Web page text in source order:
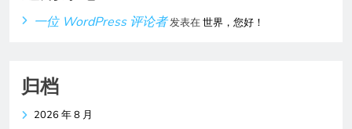
一位 WordPress 评论者发表在世界，您好！
归档
2026 年 8 月